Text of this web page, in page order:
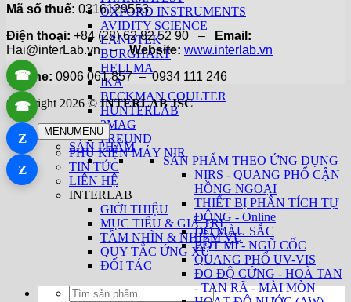
OXFORD INSTRUMENTS
AVIDITY SCIENCE
LANDTEK
BURGHART
HELLMA
IKA
BECKMAN COULTER
HUNTERLAB
2MAG
FREUND
PHỤ KIỆN MÁY NIR
TIN TỨC
LIÊN HỆ
INTERLAB
GIỚI THIỆU
MỤC TIÊU & GIÁ TRỊ
TẦM NHÌN & NHIỆM VỤ
QUY TẮC ỨNG XỬ
ĐỐI TÁC
Tìm
Mã số thuế: 0316129553
Điện thoại: +84 (28) 62 82 52 90 –
Email:
Hai@interLab.vn –Website: www.interlab.vn
Hotline: 0906 061 857 – 0934 111 246
Copyright 2026 © INTERLAB JSC
MENUMENU
SẢN PHẨM
SẢN PHẨM THEO ỨNG DỤNG
NIRS - QUANG PHỔ CẬN
HỒNG NGOẠI
THIẾT BỊ PHÂN TÍCH TỰ
ĐỘNG - Online
ĐO MÀU SẮC
BỘT MÌ - NGŨ CỐC
QUANG PHỔ UV-VIS
ĐO ĐỘ CỨNG - HOÀ TAN
- TAN RÃ - MÀI MÒN
☎
☎
Z
Z